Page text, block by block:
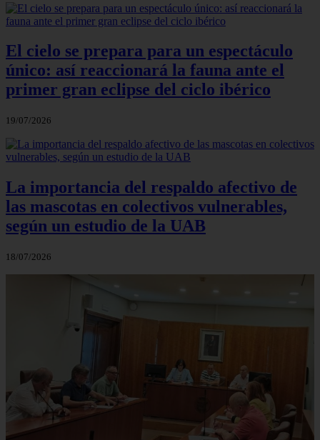
El cielo se prepara para un espectáculo
único: así reaccionará la fauna ante el
primer gran eclipse del ciclo ibérico
19/07/2026
La importancia del respaldo afectivo de
las mascotas en colectivos vulnerables,
según un estudio de la UAB
18/07/2026